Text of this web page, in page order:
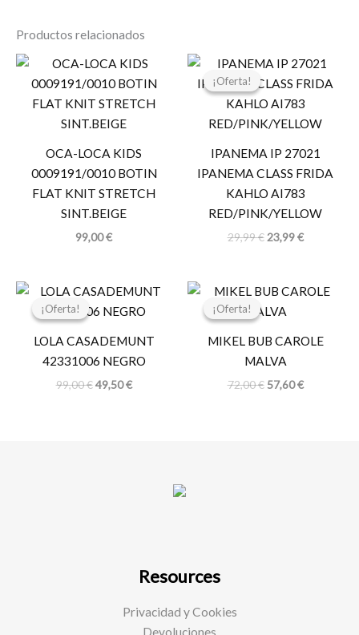
Productos relacionados
OCA-LOCA KIDS
0009191/0010 BOTIN
FLAT KNIT STRETCH
SINT.BEIGE
99,00€
¡Oferta!
¡Oferta!
IPANEMA IP 27021
IPANEMA CLASS FRIDA
KAHLO AI783
RED/PINK/YELLOW
29,99€
El
original
era:
29,99 €.
23,99€
El
actual
es:
23,99 €.
¡Oferta!
¡Oferta!
LOLA CASADEMUNT
42331006 NEGRO
99,00€
El
original
99,00 €.
49,50€
El
actual
49,50 €.
¡Oferta!
¡Oferta!
MIKEL BUB CAROLE
MALVA
72,00€
El
original
72,00 €.
57,60€
El
57,60 €.
Resources
Privacidad y Cookies
Devoluciones